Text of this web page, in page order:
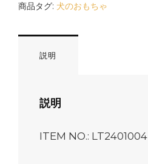
商品タグ: 犬のおもちゃ
説明
説明
ITEM NO.: LT2401004